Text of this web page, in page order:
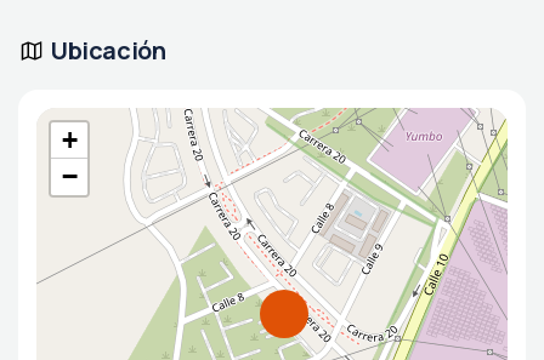
Ubicación
+
−